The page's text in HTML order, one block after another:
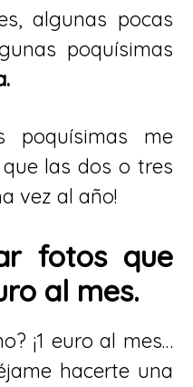
algunas pocas
poquísimas
poquísimas me
las dos o tres
vez al año!
fotos que
al mes.
¡1 euro al mes…
hacerte una